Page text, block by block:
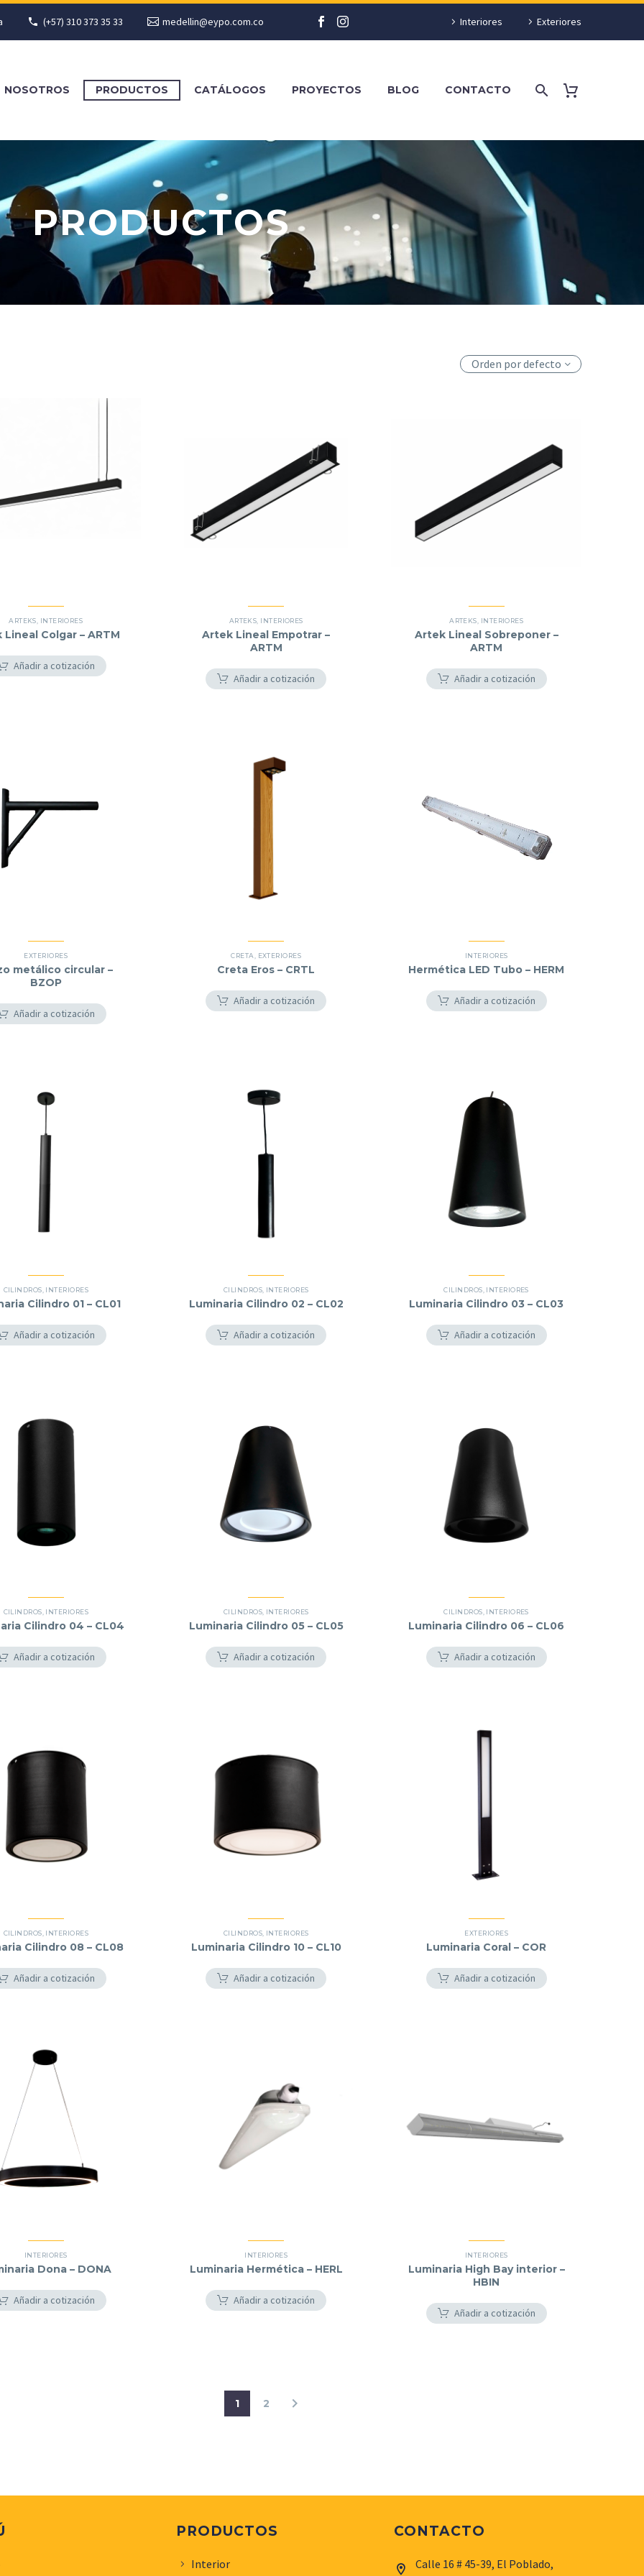
(+57) 310 373 35 33 medellin@eypo.com.co Interiores Exteriores
NOSOTROS PRODUCTOS CATÁLOGOS PROYECTOS BLOG CONTACTO
PRODUCTOS
Orden por defecto
ARTEKS, INTERIORES
Colgar – ARTM
Añadir a cotización
ARTEKS, INTERIORES
Artek Lineal Empotrar –
ARTM
Añadir a cotización
ARTEKS, INTERIORES
Artek Lineal Sobreponer –
ARTM
Añadir a cotización
EXTERIORES
metálico circular –
BZOP
Añadir a cotización
CRETA EXTERIORES
Creta Eros – CRTL
Añadir a cotización
INTERIORES
Hermética LED Tubo – HERM
Añadir a cotización
CILINDROS, INTERIORES
Cilindro 01 – CL01
Añadir a cotización
CILINDROS, INTERIORES
Luminaria Cilindro 02 – CL02
Añadir a cotización
CILINDROS, INTERIORES
Luminaria Cilindro 03 – CL03
Añadir a cotización
CILINDROS INTERIORES
Cilindro 04 – CL04
Añadir a cotización
CILINDROS INTERIORES
Luminaria Cilindro 05 – CL05
Añadir a cotización
CILINDROS INTERIORES
Luminaria Cilindro 06 – CL06
Añadir a cotización
CILINDROS, INTERIORES
Cilindro 08 – CL08
Añadir a cotización
CILINDROS, INTERIORES
Luminaria Cilindro 10 – CL10
Añadir a cotización
EXTERIORES
Luminaria Coral – COR
Añadir a cotización
INTERIORES
Dona – DONA
Añadir a cotización
INTERIORES
Luminaria Hermética – HERL
Añadir a cotización
INTERIORES
Luminaria High Bay interior –
HBIN
Añadir a cotización
1 2
PRODUCTOS
Interior
CONTACTO


Calle 16 # 45-39, El Poblado,